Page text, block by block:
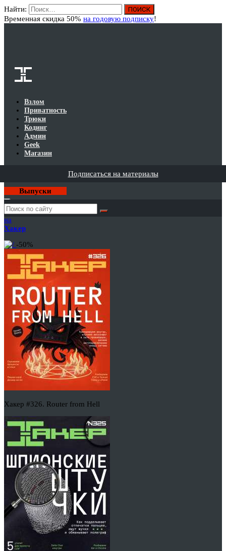
Найти:
Временная скидка 50% на годовую подписку!
Взлом
Приватность
Трюки
Кодинг
Админ
Geek
Магазин
Подписаться на материалы
Выпуски
Годовая
подписка
на
Хакер
-50%
Хакер #326. Router from Hell